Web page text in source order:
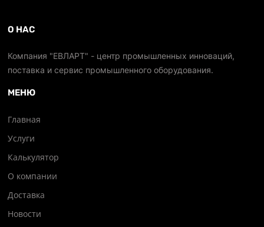
О НАС
Компания "ЕВЛАРТ" - центр промышленных инноваций,
поставка и сервис промышленного оборудования.
МЕНЮ
Главная
Услуги
Калькулятор
О компании
Доставка
Новости